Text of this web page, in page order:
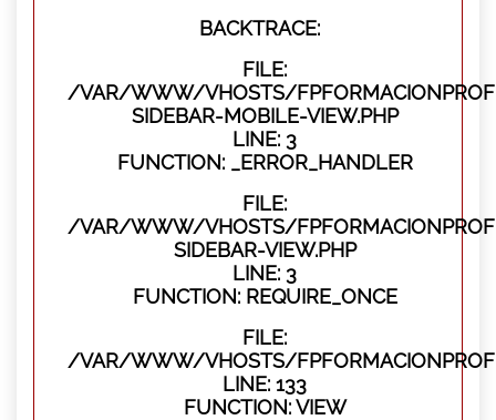
BACKTRACE:
FILE:
/VAR/WWW/VHOSTS/
SIDEBAR-MOBILE-VIEW.PHP
LINE: 3
FUNCTION: _ERROR_HANDLER
FILE:
/VAR/WWW/VHOSTS/
SIDEBAR-VIEW.PHP
LINE: 3
FUNCTION: REQUIRE_ONCE
FILE:
/VAR/WWW/VHOSTS/
LINE: 133
FUNCTION: VIEW